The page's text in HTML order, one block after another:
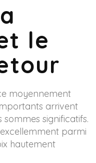
le
moyennement
arrivent
significatifs.
parmi
hautement